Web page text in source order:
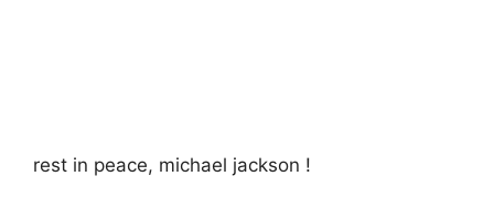
rest in peace, michael jackson !